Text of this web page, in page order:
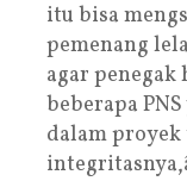
itu bisa
pemenang
agar
beberapa
dalam